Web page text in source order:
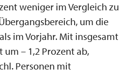
weniger im Vergleich zu
um die
im Vorjahr. Mit insgesamt
– 1,2 Prozent ab,
Personen mit